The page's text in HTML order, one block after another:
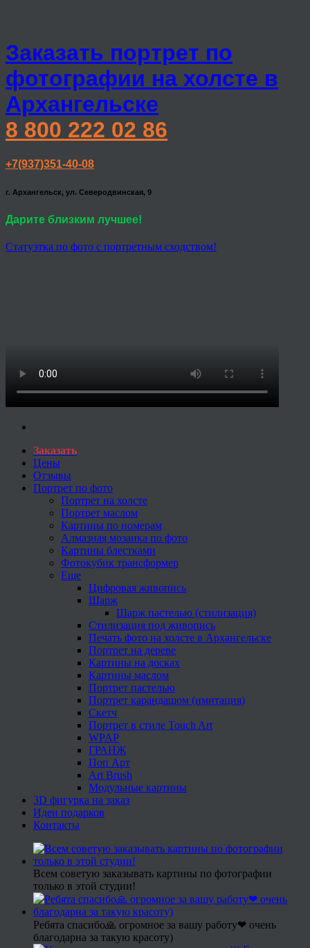
Заказать портрет по
фотографии на холсте в
Архангельске
8 800 222 02 86
+7(937)351-40-08
г. Архангельск, ул. Северодвинская, 9
Дарите близким лучшее!
Статуэтка по фото с портретным сходством!
Заказать
Цены
Отзывы
Портрет по фото
Портрет на холсте
Портрет маслом
Картины по номерам
Алмазная мозаика по фото
Картины блестками
Фотокубик трансформер
Еще
Цифровая живопись
Шарж
Шарж пастелью (стилизация)
Стилизация под живопись
Печать фото на холсте в Архангельске
Портрет на дереве
Картины на досках
Картины маслом
Портрет пастелью
Портрет карандашом (имитация)
Скетч
Портрет в стиле Touch Art
WPAP
ГРАНЖ
Поп Арт
Art Brush
Модульные картины
3D фигурка на заказ
Идеи подарков
Контакты
Всем советую заказывать картины по фотографии
только в этой студии!
Ребята спасибо🙏 огромное за вашу работу❤ очень
благодарна за такую красоту)